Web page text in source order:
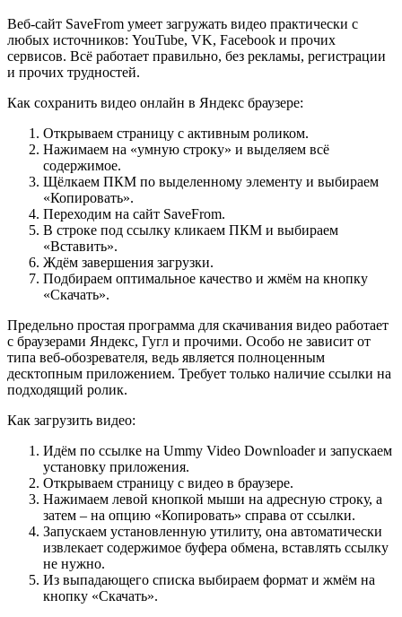
Веб-сайт SaveFrom умеет загружать видео практически с
любых источников: YouTube, VK, Facebook и прочих
сервисов. Всё работает правильно, без рекламы, регистрации
и прочих трудностей.
Как сохранить видео онлайн в Яндекс браузере:
Открываем страницу с активным роликом.
Нажимаем на «умную строку» и выделяем всё
содержимое.
Щёлкаем ПКМ по выделенному элементу и выбираем
«Копировать».
Переходим на сайт SaveFrom.
В строке под ссылку кликаем ПКМ и выбираем
«Вставить».
Ждём завершения загрузки.
Подбираем оптимальное качество и жмём на кнопку
«Скачать».
Предельно простая программа для скачивания видео работает
с браузерами Яндекс, Гугл и прочими. Особо не зависит от
типа веб-обозревателя, ведь является полноценным
десктопным приложением. Требует только наличие ссылки на
подходящий ролик.
Как загрузить видео:
Идём по ссылке на Ummy Video Downloaderи запускаем
установку приложения.
Открываем страницу с видео в браузере.
Нажимаем левой кнопкой мыши на адресную строку, а
затем – на опцию «Копировать» справа от ссылки.
Запускаем установленную утилиту, она автоматически
извлекает содержимое буфера обмена, вставлять ссылку
не нужно.
Из выпадающего списка выбираем формат и жмём на
кнопку «Скачать».